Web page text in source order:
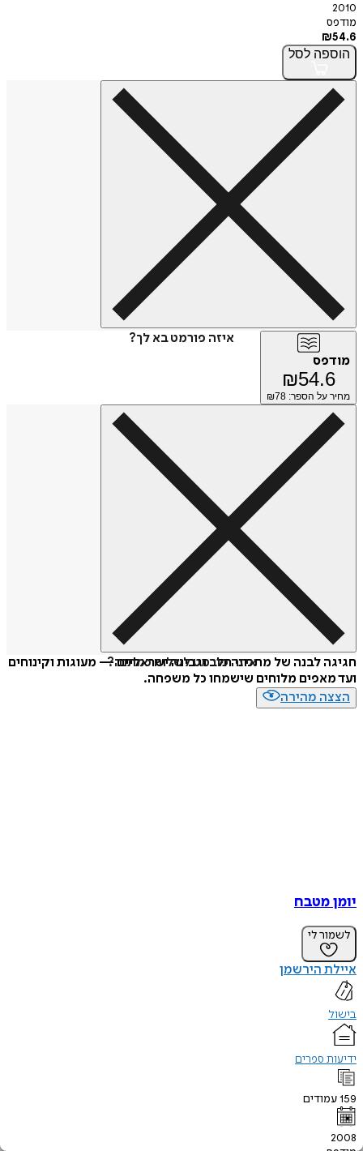
2010
מודפס
₪54.6
הוספה לסל
איזה פורמט בא לך?
מודפס
₪54.6
מחיר על הספר: ₪ 78
איזה פורמט לשלוח כמתנה?
חגיגה לבנה של מתכוני חלב וגבינה ישראליים — מעוגות וקינוחים
ועד מאפים מלוחים שישמחו כל משפחה.
הצצה מהירה
יומן מטבח
לשמור לי
איילת הירשמן
בישול
ידיעות ספרים
159עמודים
2008